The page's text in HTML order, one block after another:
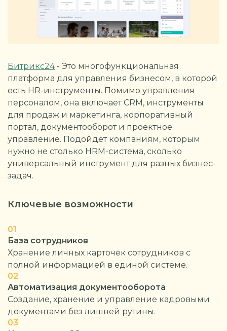
Битрикс24- Это многофункциональная
платформа для управления бизнесом, в которой
есть HR-инструменты. Помимо управления
персоналом, она включает CRM, инструменты
для продаж и маркетинга, корпоративный
портал, документооборот и проектное
управление. Подойдет компаниям, которым
нужно не столько HRM-система, сколько
универсальный инструмент для разных бизнес-
задач.
Ключевые возможности
01
База сотрудников
Хранение личных карточек сотрудников с
полной информацией в единой системе.
02
Автоматизация документооборота
Создание, хранение и управление кадровыми
документами без лишней рутины.
03